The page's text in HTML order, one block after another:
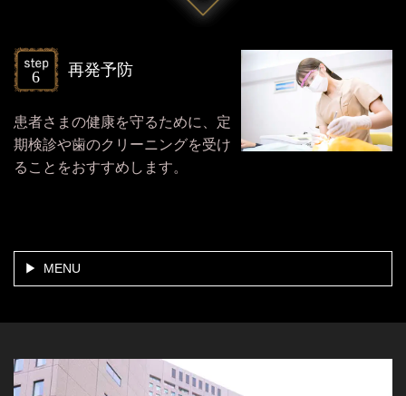
再発予防
患者さまの健康を守るために、定
期検診や歯のクリーニングを受け
ることをおすすめします。
MENU